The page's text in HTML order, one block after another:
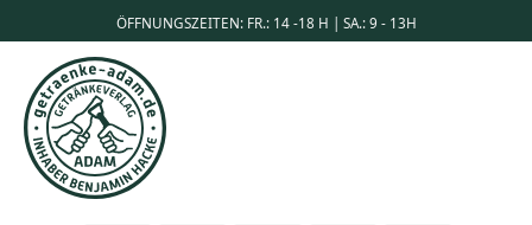
ÖFFNUNGSZEITEN: FR.: 14 -18 H | SA.: 9 - 13H